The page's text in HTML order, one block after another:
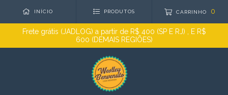
INÍCIO PRODUTOS CARRINHO 0
Frete grátis (JADLOG) a partir de R$ 400 (SP E RJ) , E R$
600 (DEMAIS REGIÕES)